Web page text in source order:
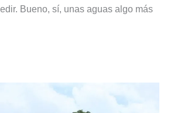
Bueno, sí, unas aguas algo más